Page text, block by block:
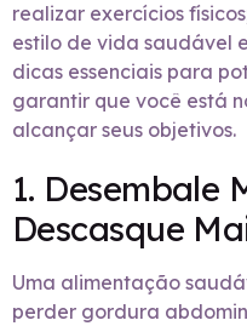
realizar exercícios
estilo de vida saudável
dicas essenciais para
garantir que você está
alcançar seus objetivos.
1. Desembale
Descasque
Uma alimentação
perder gordura